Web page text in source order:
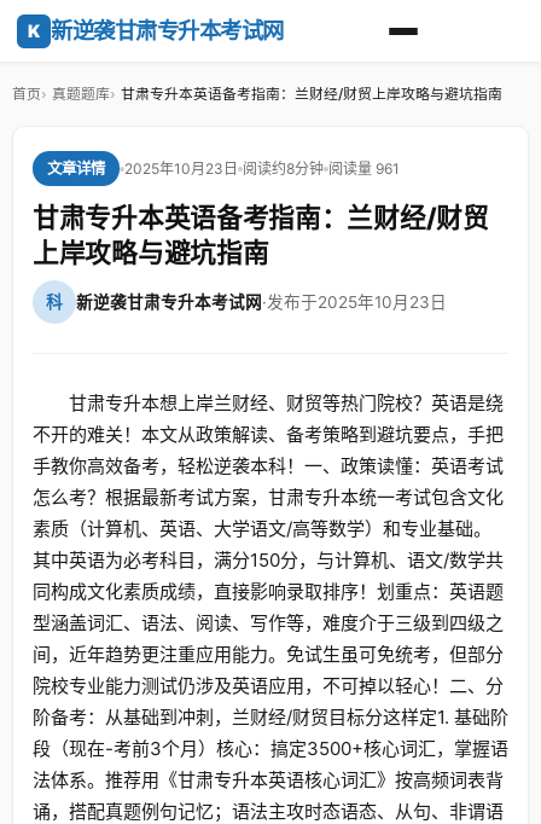
K 新逆袭甘肃专升本考试网
首页 真题题库 甘肃专升本英语备考指南：兰财经/财贸上岸攻略与避坑指南
文章详情 2025年10月23日 阅读约8分钟 阅读量 961
甘肃专升本英语备考指南：兰财经/财贸
上岸攻略与避坑指南
科 新逆袭甘肃专升本考试网·发布于2025年10月23日
甘肃专升本想上岸兰财经、财贸等热门院校？英语是绕
不开的难关！本文从政策解读、备考策略到避坑要点，手把
手教你高效备考，轻松逆袭本科！一、政策读懂：英语考试
怎么考？根据最新考试方案，甘肃专升本统一考试包含文化
素质（计算机、英语、大学语文/高等数学）和专业基础。
其中英语为必考科目，满分150分，与计算机、语文/数学共
同构成文化素质成绩，直接影响录取排序！划重点：英语题
型涵盖词汇、语法、阅读、写作等，难度介于三级到四级之
间，近年趋势更注重应用能力。免试生虽可免统考，但部分
院校专业能力测试仍涉及英语应用，不可掉以轻心！二、分
阶备考：从基础到冲刺，兰财经/财贸目标分这样定1. 基础阶
段（现在-考前3个月）核心：搞定3500+核心词汇，掌握语
法体系。推荐用《甘肃专升本英语核心词汇》按高频词表背
诵，搭配真题例句记忆；语法主攻时态语态、从句、非谓语